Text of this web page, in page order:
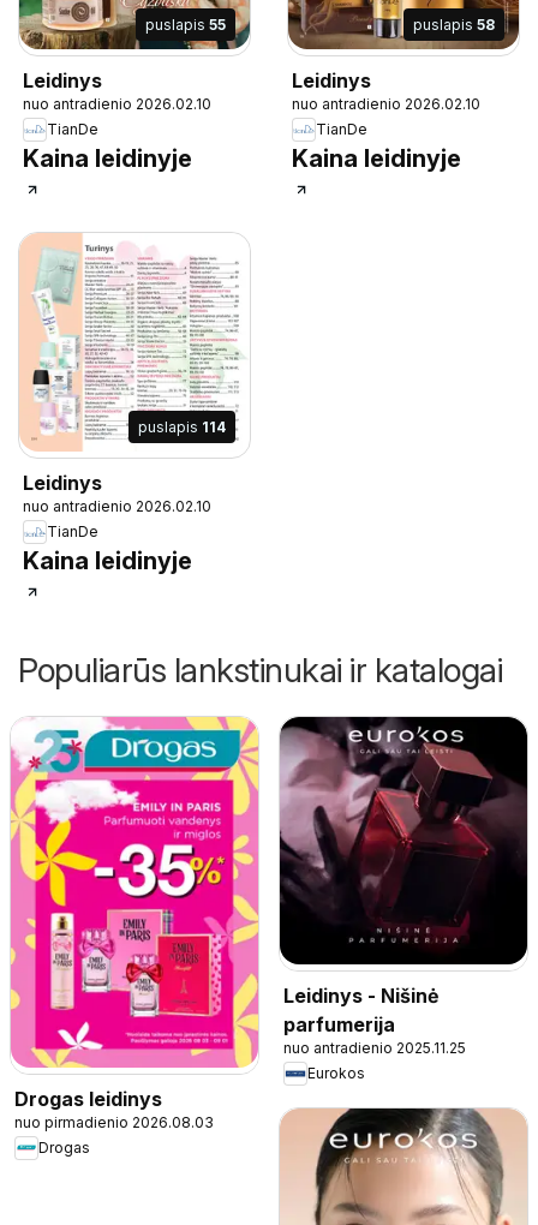
puslapis 55
Leidinys
nuo antradienio 2026.02.10
TianDe
Kaina leidinyje
puslapis 58
Leidinys
nuo antradienio 2026.02.10
TianDe
Kaina leidinyje
puslapis 114
Leidinys
nuo antradienio 2026.02.10
TianDe
Kaina leidinyje
Populiarūs lankstinukai ir katalogai
Drogas leidinys
nuo pirmadienio 2026.08.03
Drogas
Leidinys - Nišinė
parfumerija
nuo antradienio 2025.11.25
Eurokos